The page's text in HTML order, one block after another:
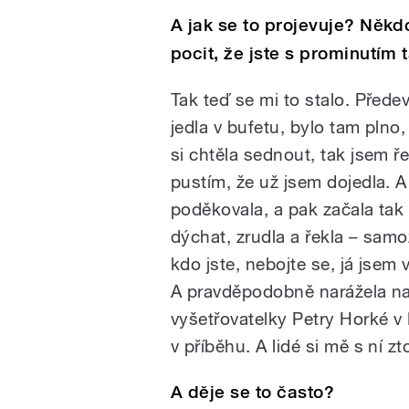
A jak se to projevuje?
pocit, že jste s prominutím
Tak teď se mi to stalo.
jedla v bufetu, bylo tam
si chtěla sednout, tak jsem
pustím, že už jsem dojedla.
poděkovala, a pak začala
dýchat, zrudla a řekla –
kdo jste, nebojte se, já jsem
A pravděpodobně narážela
vyšetřovatelky Petry Horké
v příběhu. A lidé si mě s ní
A děje se to často?